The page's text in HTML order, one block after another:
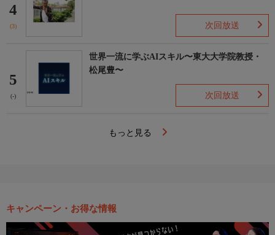
4
(3) 次回放送
5
(-)
世界一流に学ぶAIスキル〜東大大学院教授・
松尾豊〜
次回放送
もっと見る
キャンペーン・お得な情報